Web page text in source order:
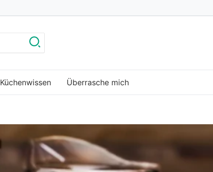
Küchenwissen Überrasche mich